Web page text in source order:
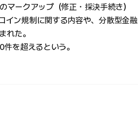
ークアップ（修正・採決手続き）
イン規制に関する内容や、分散型金融
れた。
を超えるという。